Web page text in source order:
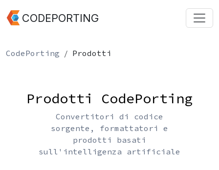
CODEPORTING
CodePorting Prodotti
Prodotti CodePorting
Convertitori di codice
sorgente, formattatori e
prodotti basati
sull'intelligenza artificiale